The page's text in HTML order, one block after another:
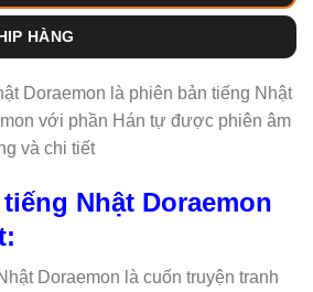
HÀNG
Doraemon là phiên bản tiếng Nhật
với phần Hán tự được phiên âm
và chi tiết
Nhật Doraemon
Doraemon là cuốn truyện tranh